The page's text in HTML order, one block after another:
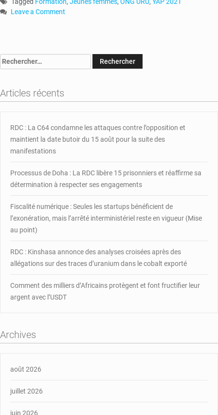
Leave a Comment
femmes
à
la
du
en
gari
atchiéké
Rechercher :
Articles récents
RDC : La C64 condamne les attaques contre l’opposition et
maintient la date butoir du 15 août pour la suite des
manifestations
Processus de Doha : La RDC libère 15 prisonniers et réaffirme sa
détermination à respecter ses engagements
Fiscalité numérique : Seules les startups bénéficient de
l’exonération, mais l’arrêté interministériel reste en vigueur (Mise
au point)
RDC : Kinshasa annonce des analyses croisées après des
allégations sur des traces d’uranium dans le cobalt exporté
Comment des milliers d’Africains protègent et font fructifier leur
argent avec l’USDT
Archives
août 2026
juillet 2026
juin 2026